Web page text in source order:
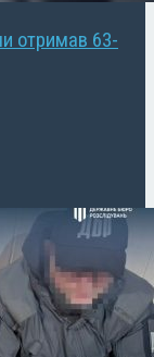
отримав 63-